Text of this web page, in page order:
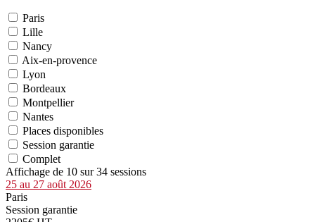
Paris
Lille
Nancy
Aix-en-provence
Lyon
Bordeaux
Montpellier
Nantes
Places disponibles
Session garantie
Complet
Affichage de 10 sur 34 sessions
25 au 27 août 2026
Paris
Session garantie